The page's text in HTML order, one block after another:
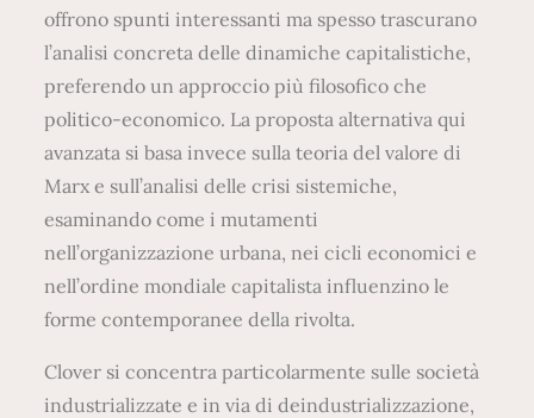
offrono spunti interessanti ma spesso trascurano
l’analisi concreta delle dinamiche capitalistiche,
preferendo un approccio più filosofico che
politico-economico. La proposta alternativa qui
avanzata si basa invece sulla teoria del valore di
Marx e sull’analisi delle crisi sistemiche,
esaminando come i mutamenti
nell’organizzazione urbana, nei cicli economici e
nell’ordine mondiale capitalista influenzino le
forme contemporanee della rivolta.
Clover si concentra particolarmente sulle società
industrializzate e in via di deindustrializzazione,